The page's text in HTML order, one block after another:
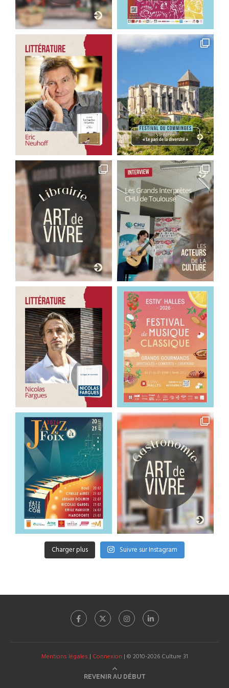
Charger plus Suivre sur Instagram
Mentions légales | Connexion | © 2010-2026 Culture 31
REVENIR AU DÉBUT